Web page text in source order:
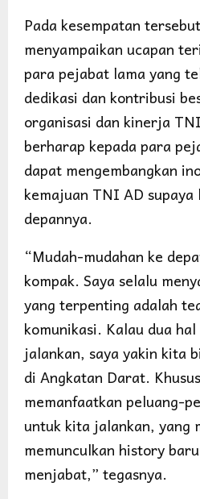
Pada kesempatan
menyampaikan ucapan
para pejabat lama yang
dedikasi dan kontribusi
organisasi dan kinerja
berharap kepada para
dapat mengembangkan
kemajuan TNI AD
depannya.
“Mudah-mudahan ke
kompak. Saya selalu
yang terpenting adalah
komunikasi. Kalau dua
jalankan, saya yakin kita
di Angkatan Darat.
memanfaatkan peluang-
untuk kita jalankan, yang
memunculkan history
menjabat,” tegasnya.